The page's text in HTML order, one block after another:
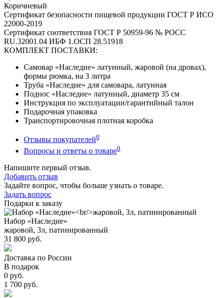
Коричневый
Сертификат безопасности пищевой продукции ГОСТ Р ИСО
22000-2019
Сертификат соответствия ГОСТ Р 50959-96 № РОСС
RU.32001.04 ИБФ 1.ОСП 28.51918
КОМПЛЕКТ ПОСТАВКИ:
Самовар «Наследие» латунный, жаровой (на дровах),
формы рюмка, на 3 литра
Труба «Наследие» для самовара, латунная
Поднос «Наследие» латунный, диаметр 35 см
Инструкция по эксплуатации/гарантийный талон
Подарочная упаковка
Транспортировочная плотная коробка
Отзывы покупателей0
Вопросы и ответы о товаре0
Напишите первый отзыв.
Добавить отзыв
Задайте вопрос, чтобы больше узнать о товаре.
Задать вопрос
Подарки к заказу
Набор «Наследие»
жаровой, 3л, патинированный
31 800 руб.
Доставка по России
В подарок
0 руб.
1 700 руб.